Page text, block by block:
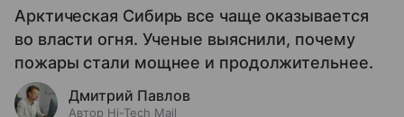
Арктическая Сибирь все чаще оказывается
во власти огня. Ученые выяснили, почему
пожары стали мощнее и продолжительнее.
Дмитрий Павлов
Автор Hi-Tech Mail